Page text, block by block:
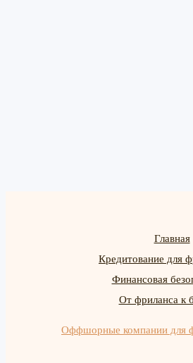
Главная
Кредитование для
Финансовая
От фриланса к
Оффшорные компании для